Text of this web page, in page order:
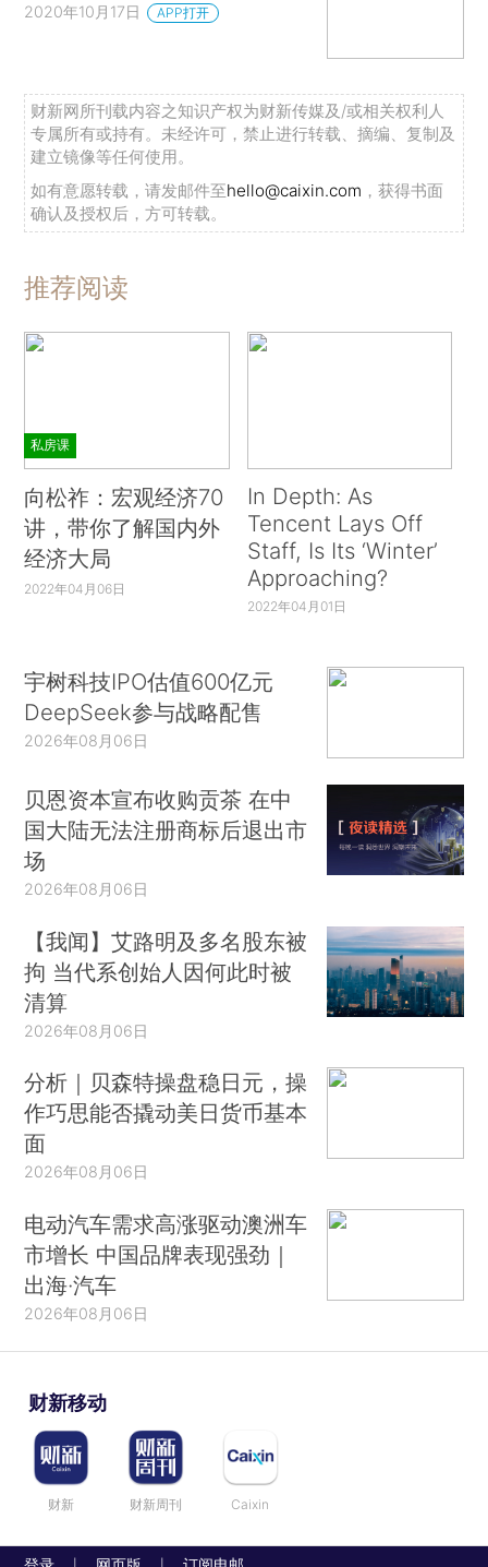
2020年10月17日 APP打开
财新网所刊载内容之知识产权为财新传媒及/或相关权利人
专属所有或持有。未经许可，禁止进行转载、摘编、复制及
建立镜像等任何使用。
如有意愿转载，请发邮件至hello@caixin.com ，获得书面
确认及授权后，方可转载。
推荐阅读
私房课
向松祚：宏观经济70
讲，带你了解国内外
经济大局
2022年04月06日
In Depth: As
Tencent Lays Off
Staff, Is Its ‘Winter’
Approaching?
2022年04月01日
宇树科技IPO估值600亿元
DeepSeek参与战略配售
2026年08月06日
贝恩资本宣布收购贡茶 在中
国大陆无法注册商标后退出市
场
2026年08月06日
【我闻】艾路明及多名股东被
拘 当代系创始人因何此时被
清算
2026年08月06日
分析｜贝森特操盘稳日元，操
作巧思能否撬动美日货币基本
面
2026年08月06日
电动汽车需求高涨驱动澳洲车
市增长 中国品牌表现强劲｜
出海·汽车
2026年08月06日
财新移动
财新 财新周刊 Caixin